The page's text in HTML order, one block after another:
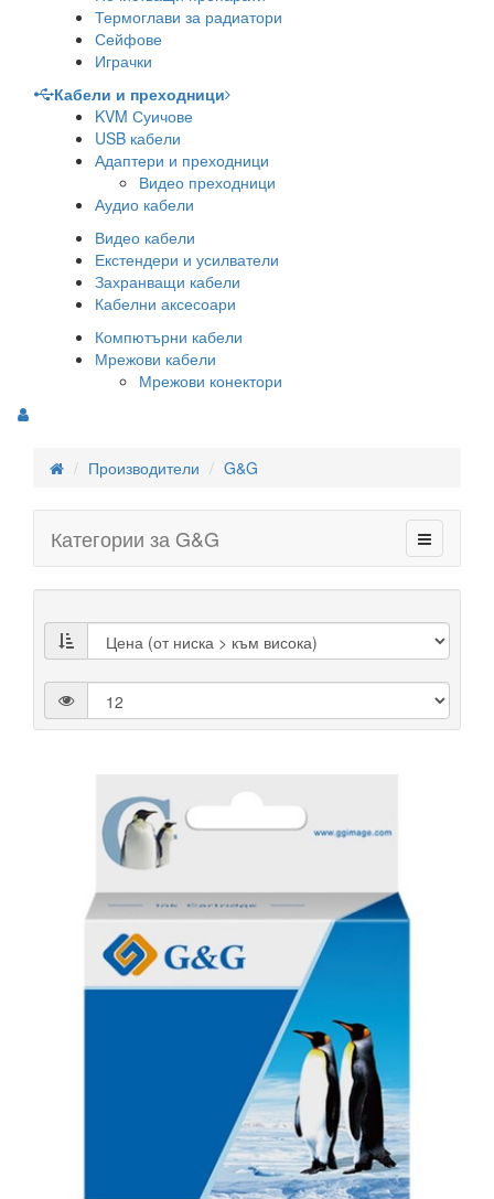
Термоглави за радиатори
Сейфове
Играчки
Кабели и преходници
KVM Суичове
USB кабели
Адаптери и преходници
Видео преходници
Аудио кабели
Видео кабели
Екстендери и усилватели
Захранващи кабели
Кабелни аксесоари
Компютърни кабели
Мрежови кабели
Мрежови конектори
Производители G&G
Категории за G&G